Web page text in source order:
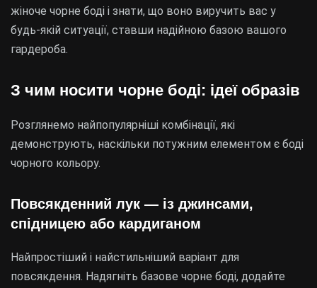
жіноче чорне боді і знати, що воно виручить вас у
будь-якій ситуації, ставши надійною базою вашого
гардероба.
З чим носити чорне боді: ідеї образів
Розглянемо найпопулярніші комбінації, які
демонструють, наскільки потужним елементом є боді
чорного кольору.
Повсякденний лук — із джинсами,
спідницею або кардиганом
Найпростіший і найстильніший варіант для
повсякдення. Надягніть базове чорне боді, додайте